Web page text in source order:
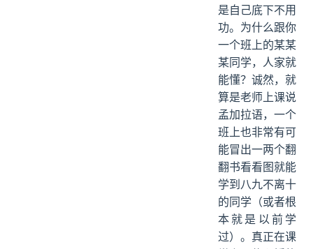
是自己底下不用
功。为什么跟你
一个班上的某某
某同学，人家就
能懂？诚然，就
算是老师上课说
孟加拉语，一个
班上也非常有可
能冒出一两个翻
翻书看看图就能
学到八九不离十
的同学（或者根
本就是以前学
过）。真正在课